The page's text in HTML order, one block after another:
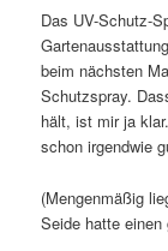
Das UV-Schutz-
beim nächsten
Schutzspray.
hält, ist mir ja
schon irgendwie
(Mengenmäßig
Seide hatte